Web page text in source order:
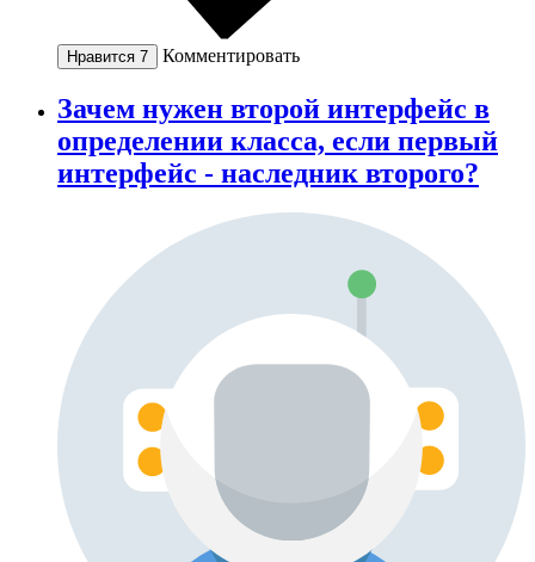
Нравится 7 Комментировать
Зачем нужен второй интерфейс в
определении класса, если первый
интерфейс - наследник второго?